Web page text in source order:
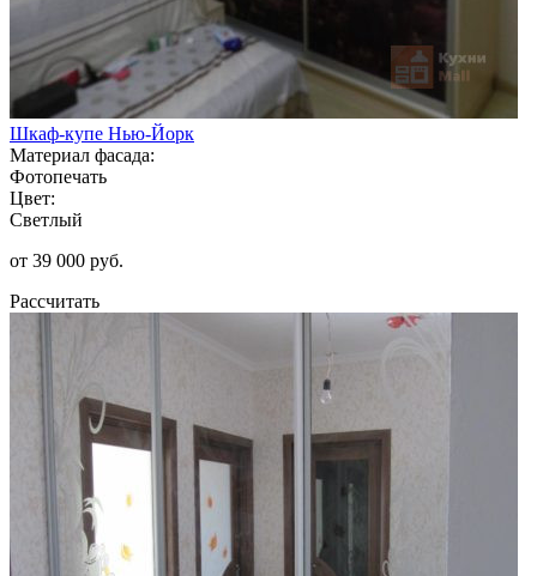
Шкаф-купе Нью-Йорк
Материал фасада:
Фотопечать
Цвет:
Светлый
от 39 000 руб.
Рассчитать